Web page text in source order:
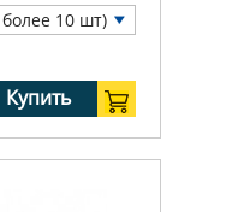
более 10 шт)
Купить